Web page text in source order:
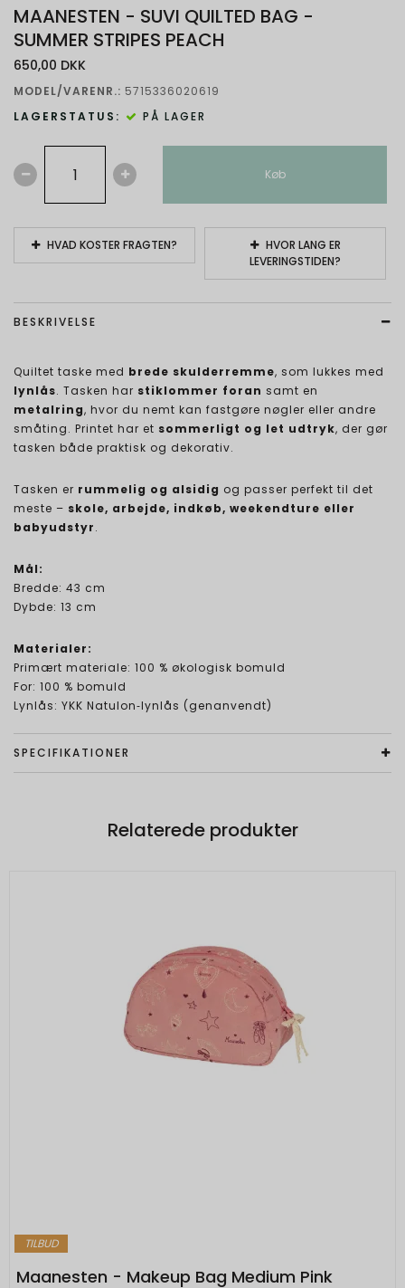
MAANESTEN - SUVI QUILTED BAG -
SUMMER STRIPES PEACH
650,00 DKK
MODEL/VARENR.: 5715336020619
LAGERSTATUS:
PÅ LAGER
Køb
HVAD KOSTER FRAGTEN?
HVOR LANG ER
LEVERINGSTIDEN?
BESKRIVELSE
Quiltet taske med brede skulderremme, som lukkes med
lynlås. Tasken har stiklommer foran samt en
metalring, hvor du nemt kan fastgøre nøgler eller andre
småting. Printet har et sommerligt og let udtryk, der gør
tasken både praktisk og dekorativ.
Tasken er rummelig og alsidig og passer perfekt til det
meste – skole, arbejde, indkøb, weekendture eller
babyudstyr.
Mål:
Bredde: 43 cm
Dybde: 13 cm
Materialer:
Primært materiale: 100 % økologisk bomuld
For: 100 % bomuld
Lynlås: YKK Natulon‑lynlås (genanvendt)
SPECIFIKATIONER
Relaterede produkter
TILBUD
Maanesten - Makeup Bag Medium Pink